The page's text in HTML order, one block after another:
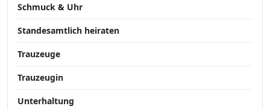
Schmuck & Uhr
Standesamtlich heiraten
Trauzeuge
Trauzeugin
Unterhaltung